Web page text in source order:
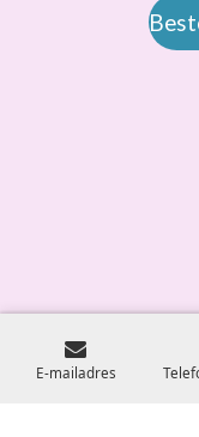
E-mailadres